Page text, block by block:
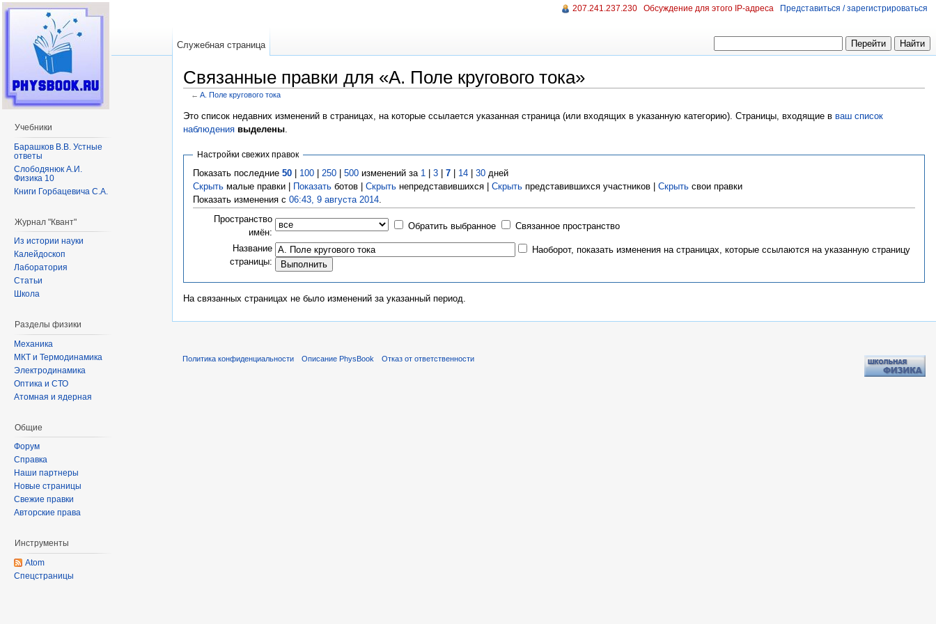
Связанные правки для «A. Поле кругового тока»
← A. Поле кругового тока
Это список недавних изменений в страницах, на которые ссылается указанная страница (или входящих в указанную категорию). Страницы, входящие в ваш список
наблюдения выделены
Настройки свежих правок
Показать последние 50| 100| 250| 500изменений за 1 | 3| 7| 14| 30дней
Скрытьмалые правки | Показатьботов | Скрытьнепредставившихся | Скрытьпредставившихся участников | Скрытьсвои правки
Показать изменения с 06:43, 9 августа 2014.
Пространство
имён:
Обратить выбранное Связанное пространство
Название
страницы:
Наоборот, показать изменения на страницах, которые ссылаются на указанную страницу
На связанных страницах не было изменений за указанный период.
207.241.237.230 Обсуждение для этого IP-адреса Представиться / зарегистрироваться
Служебная страница
Учебники
Барашков В.В. Устные
ответы
Слободянюк А.И.
Физика 10
Книги Горбацевича С.А.
Журнал "Квант"
Из истории науки
Калейдоскоп
Лаборатория
Статьи
Школа
Разделы физики
Механика
МКТ и Термодинамика
Электродинамика
Оптика и СТО
Атомная и ядерная
Общие
Форум
Справка
Наши партнеры
Новые страницы
Свежие правки
Авторские права
Инструменты
Atom
Спецстраницы
Политика конфиденциальности Описание PhysBook Отказ от ответственности